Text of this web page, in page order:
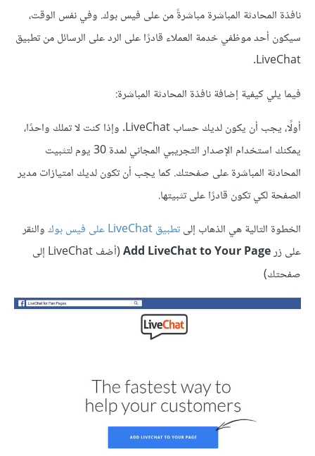
نافذة المحادثة المباشرة مباشرةً من على فيس بوك. وفي نفس الوقت،
سيكون أحد موظفي خدمة العملاء قادرًا على الرد على الرسائل من تطبيق
LiveChat.
فيما يلي كيفية إضافة نافذة المحادثة المباشرة:
أولًا، يجب أن يكون لديك حساب LiveChat. وإذا كنت لا تملك واحدًا،
يمكنك استخدام الإصدار التجريبي المجاني لمدة 30 يوم لتثبيت
المحادثة المباشرة على صفحتك. كما يجب أن تكون لديك امتيازات مدير
الصفحة لكي تكون قادرًا على تثبيتها.
الخطوة التالية هي الذهاب إلىتطبيق LiveChat على فيس بوك
والنقر
على زرAdd LiveChat to Your Page
(أضف LiveChat إلى
صفحتك)